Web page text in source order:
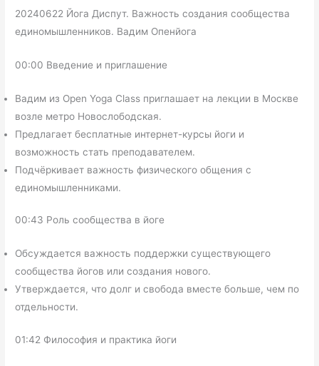
20240622 Йога Диспут. Важность создания сообщества
единомышленников. Вадим Опенйога
00:00 Введение и приглашение
Вадим из Open Yoga Class приглашает на лекции в Москве
возле метро Новослободская.
Предлагает бесплатные интернет-курсы йоги и
возможность стать преподавателем.
Подчёркивает важность физического общения с
единомышленниками.
00:43 Роль сообщества в йоге
Обсуждается важность поддержки существующего
сообщества йогов или создания нового.
Утверждается, что долг и свобода вместе больше, чем по
отдельности.
01:42 Философия и практика йоги